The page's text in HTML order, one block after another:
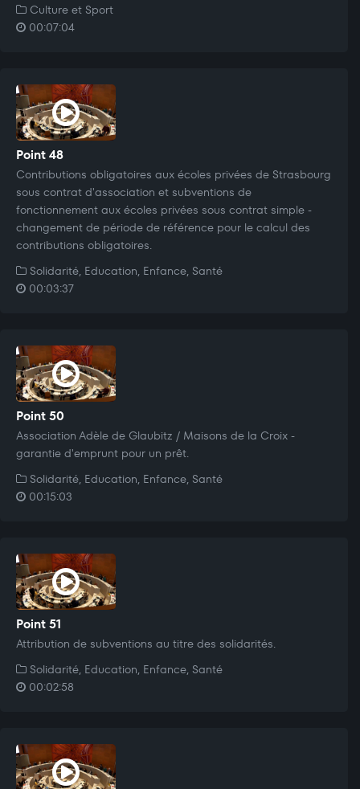
Culture et Sport
00:07:04
Point 48
Contributions obligatoires aux écoles privées de Strasbourg
sous contrat d'association et subventions de
fonctionnement aux écoles privées sous contrat simple -
changement de période de référence pour le calcul des
contributions obligatoires.
Solidarité, Education, Enfance, Santé
00:03:37
Point 50
Association Adèle de Glaubitz / Maisons de la Croix -
garantie d'emprunt pour un prêt.
Solidarité, Education, Enfance, Santé
00:15:03
Point 51
Attribution de subventions au titre des solidarités.
Solidarité, Education, Enfance, Santé
00:02:58